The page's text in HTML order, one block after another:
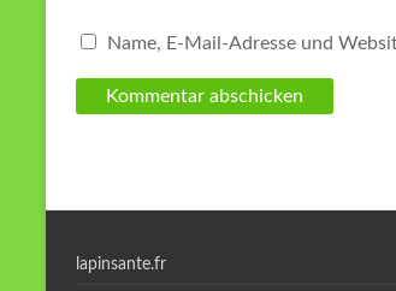
Name, E-Mail-Adresse und
lapinsante.fr